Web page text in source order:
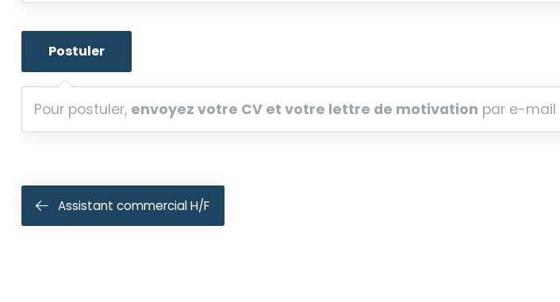
Pour postuler, envoyez votre CV et votre lettre de motivation par e-mail
Navigation
de
Assistant commercial H/F